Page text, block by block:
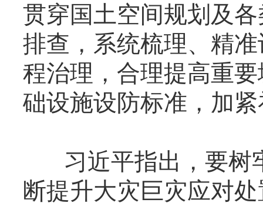
贯穿国土空间规划及
排查，系统梳理、精
程治理，合理提高重
础设施设防标准，加
习近平指出，要树
断提升大灾巨灾应对